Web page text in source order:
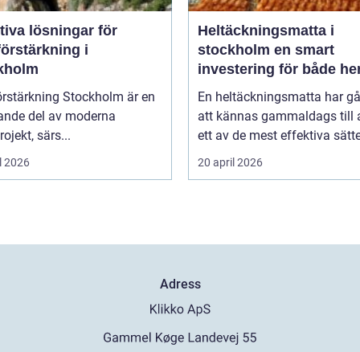
lösningar för
i
Stockholm är en
del av moderna
särs...
2026
Heltäckningsmatta i
stockholm en smart
investering för både
och kontor
En heltäckningsmatta har
att kännas gammaldags till
ett av de mest effektiva
20 april 2026
Adress